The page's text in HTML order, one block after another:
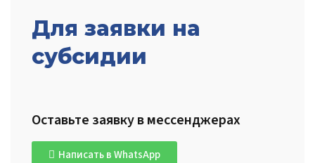
Для заявки на
субсидии
Оставьте заявку в мессенджерах
Написать в WhatsApp